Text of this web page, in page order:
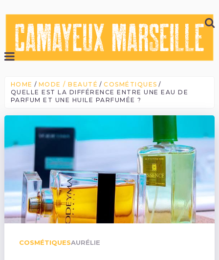
HOME MODE / BEAUTÉ
COSMÉTIQUES
QUELLE EST LA DIFFÉRENCE ENTRE UNE EAU DE
PARFUM ET UNE HUILE PARFUMÉE ?
COSMÉTIQUESAURÉLIE